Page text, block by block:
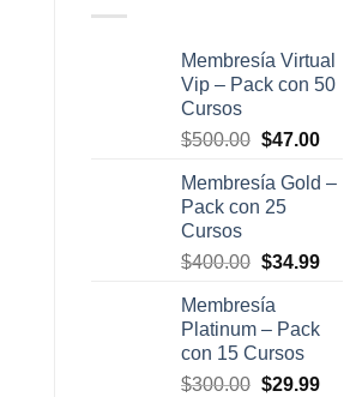
Membresía Virtual
Vip – Pack con 50
Cursos
$500.00 El
original
era:
$47.00El
actual
Membresía Gold –
Pack con 25
Cursos
$400.00 El
original
era:
$400.00.
$34.99El
es:
Membresía
Platinum – Pack
con 15 Cursos
$300.00 El
$29.99El